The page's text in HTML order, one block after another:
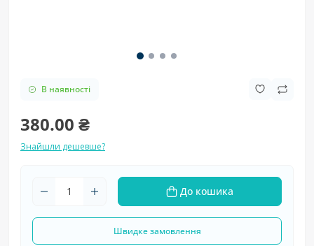
В наявності
380.00 ₴
Знайшли дешевше?
До кошика
Швидке замовлення